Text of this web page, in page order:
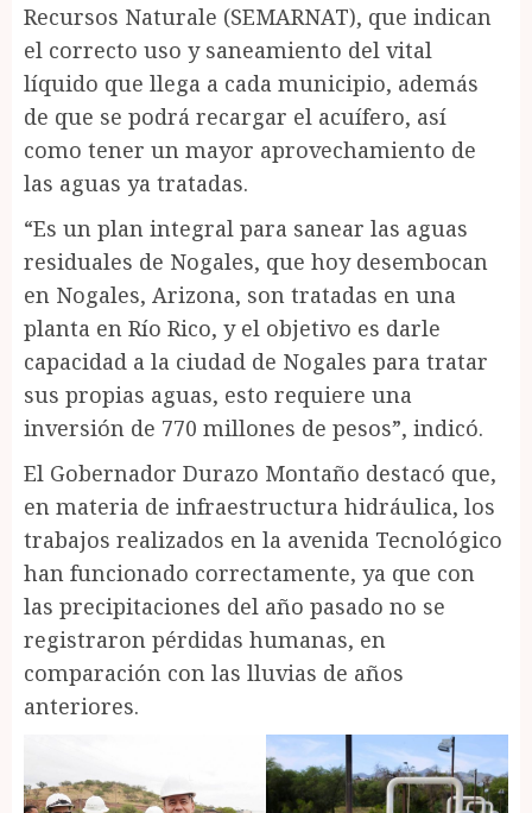
Recursos Naturale (SEMARNAT), que indican
el correcto uso y saneamiento del vital
líquido que llega a cada municipio, además
de que se podrá recargar el acuífero, así
como tener un mayor aprovechamiento de
las aguas ya tratadas.
“Es un plan integral para sanear las aguas
residuales de Nogales, que hoy desembocan
en Nogales, Arizona, son tratadas en una
planta en Río Rico, y el objetivo es darle
capacidad a la ciudad de Nogales para tratar
sus propias aguas, esto requiere una
inversión de 770 millones de pesos”, indicó.
El Gobernador Durazo Montaño destacó que,
en materia de infraestructura hidráulica, los
trabajos realizados en la avenida Tecnológico
han funcionado correctamente, ya que con
las precipitaciones del año pasado no se
registraron pérdidas humanas, en
comparación con las lluvias de años
anteriores.